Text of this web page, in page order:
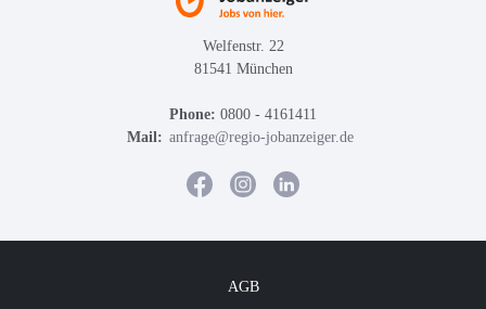
Welfenstr. 22
81541 München
Phone: 0800 - 4161411
Mail: anfrage@regio-jobanzeiger.de
AGB